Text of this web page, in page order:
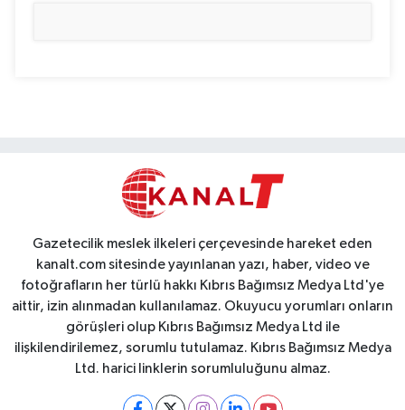
Gazetecilik meslek ilkeleri çerçevesinde hareket eden
kanalt.com sitesinde yayınlanan yazı, haber, video ve
fotoğrafların her türlü hakkı Kıbrıs Bağımsız Medya Ltd'ye
aittir, izin alınmadan kullanılamaz. Okuyucu yorumları onların
görüşleri olup Kıbrıs Bağımsız Medya Ltd ile
ilişkilendirilemez, sorumlu tutulamaz. Kıbrıs Bağımsız Medya
Ltd. harici linklerin sorumluluğunu almaz.